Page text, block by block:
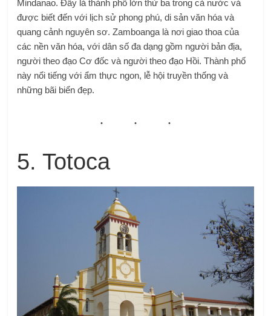
Mindanao. Đây là thành phố lớn thứ ba trong cả nước và
được biết đến với lịch sử phong phú, di sản văn hóa và
quang cảnh nguyên sơ. Zamboanga là nơi giao thoa của
các nền văn hóa, với dân số đa dạng gồm người bản địa,
người theo đạo Cơ đốc và người theo đạo Hồi. Thành phố
này nổi tiếng với ẩm thực ngon, lễ hội truyền thống và
những bãi biển đẹp.
5. Totoca